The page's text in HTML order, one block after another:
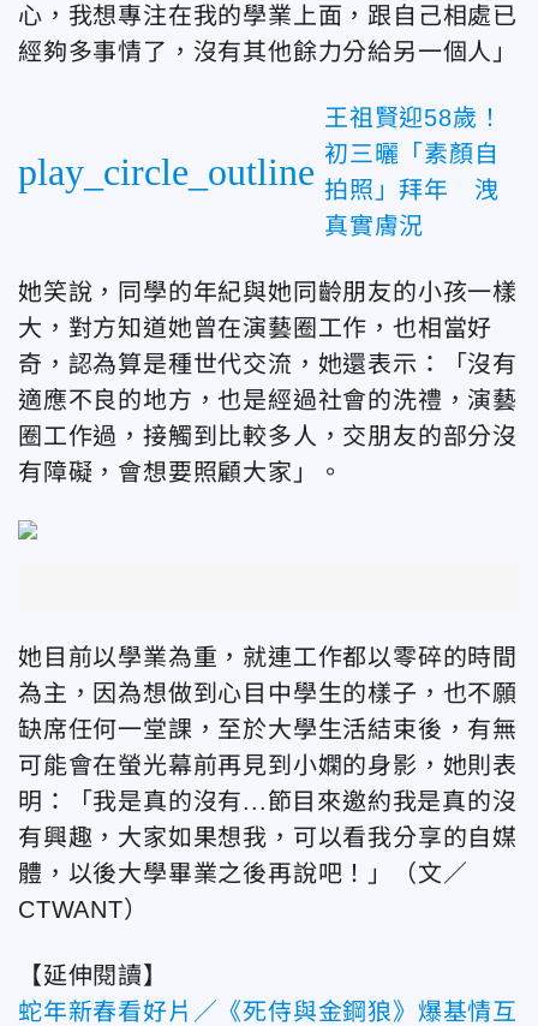
心，我想專注在我的學業上面，跟自己相處已
經夠多事情了，沒有其他餘力分給另一個人」
play_circle_outline
王祖賢迎58歲！
初三曬「素顏自
拍照」拜年 洩
真實膚況
她笑說，同學的年紀與她同齡朋友的小孩一樣
大，對方知道她曾在演藝圈工作，也相當好
奇，認為算是種世代交流，她還表示：「沒有
適應不良的地方，也是經過社會的洗禮，演藝
圈工作過，接觸到比較多人，交朋友的部分沒
有障礙，會想要照顧大家」。
她目前以學業為重，就連工作都以零碎的時間
為主，因為想做到心目中學生的樣子，也不願
缺席任何一堂課，至於大學生活結束後，有無
可能會在螢光幕前再見到小嫻的身影，她則表
明：「我是真的沒有...節目來邀約我是真的沒
有興趣，大家如果想我，可以看我分享的自媒
體，以後大學畢業之後再說吧！」
（文／
CTWANT）
【延伸閱讀】
蛇年新春看好片／《死侍與金鋼狼》爆基情互